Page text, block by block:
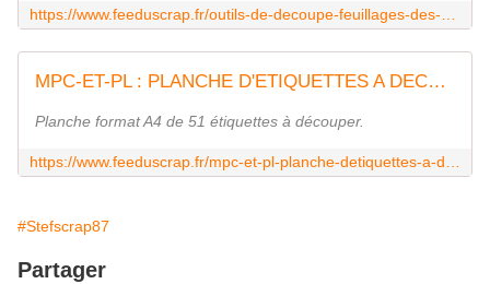
MPC-ET-PL : PLANCHE D'ETIQUETTES A DECOUPER - PluME Fée du Scrap
Planche format A4 de 51 étiquettes à découper.
#Stefscrap87
Partager